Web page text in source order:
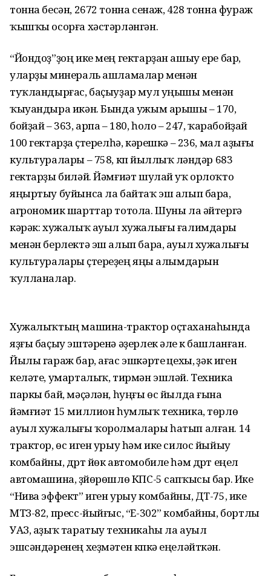
тонна бесән, 2672 тонна сенаж, 428 тонна фураж
ҡышҡы осорға хәстәрләнгән.
“Йондоҙ”ҙоң ике мең гектарҙан ашыу ере бар,
уларҙы минераль ашламалар менән
туҡландырғас, баҫыуҙар мул уңышы менән
ҡыуандыра икән. Бында ужым арышы – 170,
бойҙай – 363, арпа – 180, һоло – 247, ҡарабойҙай
100 гектарҙа үҫтерелһә, кәрешкә – 236, мал аҙығы
культуралары – 758, күп йыллыҡ үләндәр 683
гектарҙы биләй. Йәмғиәт шулай уҡ орлоҡто
яңыртыу буйынса ла байтаҡ эш алып бара,
агрономик шарттар тотола. Шуны ла әйтергә
кәрәк: хужалыҡ ауыл хужалығы ғалимдары
менән берлектә эш алып бара, ауыл хужалығы
культуралары үҫтереүҙең яңы алымдарын
ҡулланалар.
Хужалыҡтың машина-трактор оҫтаханаһында
яҙғы баҫыу эштә­ренә әҙерлек әле үк башланған.
Йылы гараж бар, ағас эшкәртеү цехы, үҙәк иген
келәте, умарталыҡ, тирмән эшләй. Техника
паркы бай, мәҫәлән, һуңғы өс йылда ғына
йәмғиәт 15 миллион һумлыҡ техника, төрлө
ауыл хужалығы ҡоролмалары һатып алған. 14
трактор, өс иген урыу һәм ике силос йыйыу
комбайны, дүрт йөк автомобиле һәм дүрт еңел
автомашина, үҙйөрөшлө КПС-5 сапҡысы бар. Ике
“Нива эффект” иген урыу комбайны, ДТ-75, ике
МТЗ-82, пресс-йыйғыс, “Е-302” комбайны, бортлы
УАЗ, аҙыҡ таратыу техникаһы ла ауыл
эшсәндәренең хеҙмәтен күпкә еңеләйткән.